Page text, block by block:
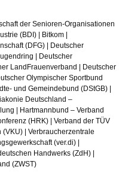
der Senioren-Organisationen
(BDI) | Bitkom |
(DFG) | Deutscher
| Deutscher
LandFrauenverband | Deutscher
Olympischer Sportbund
und Gemeindebund (DStGB) |
Deutschland –
| Hartmannbund – Verband
(HRK) | Verband der TÜV
| Verbraucherzentrale
(ver.di) |
Handwerks (ZdH) |
(ZWST)